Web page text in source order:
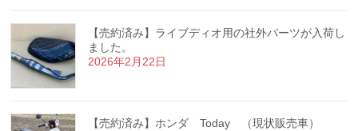
【売約済み】ライブディオ用の社外パーツが入荷し
ました。
2026年2月22日
【売約済み】ホンダ Today （現状販売車）